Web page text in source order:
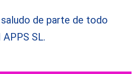
de parte de todo
SL.